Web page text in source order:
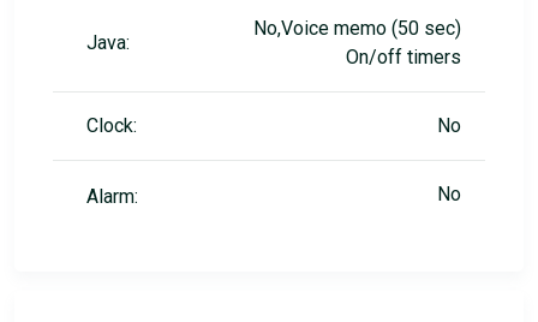
Java:
No,Voice memo (50 sec)
On/off timers
Clock: No
Alarm: No